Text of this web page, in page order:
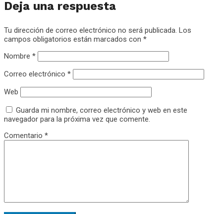
Deja una respuesta
Tu dirección de correo electrónico no será publicada. Los
campos obligatorios están marcados con *
Nombre *
Correo electrónico *
Web
Guarda mi nombre, correo electrónico y web en este
navegador para la próxima vez que comente.
Comentario *